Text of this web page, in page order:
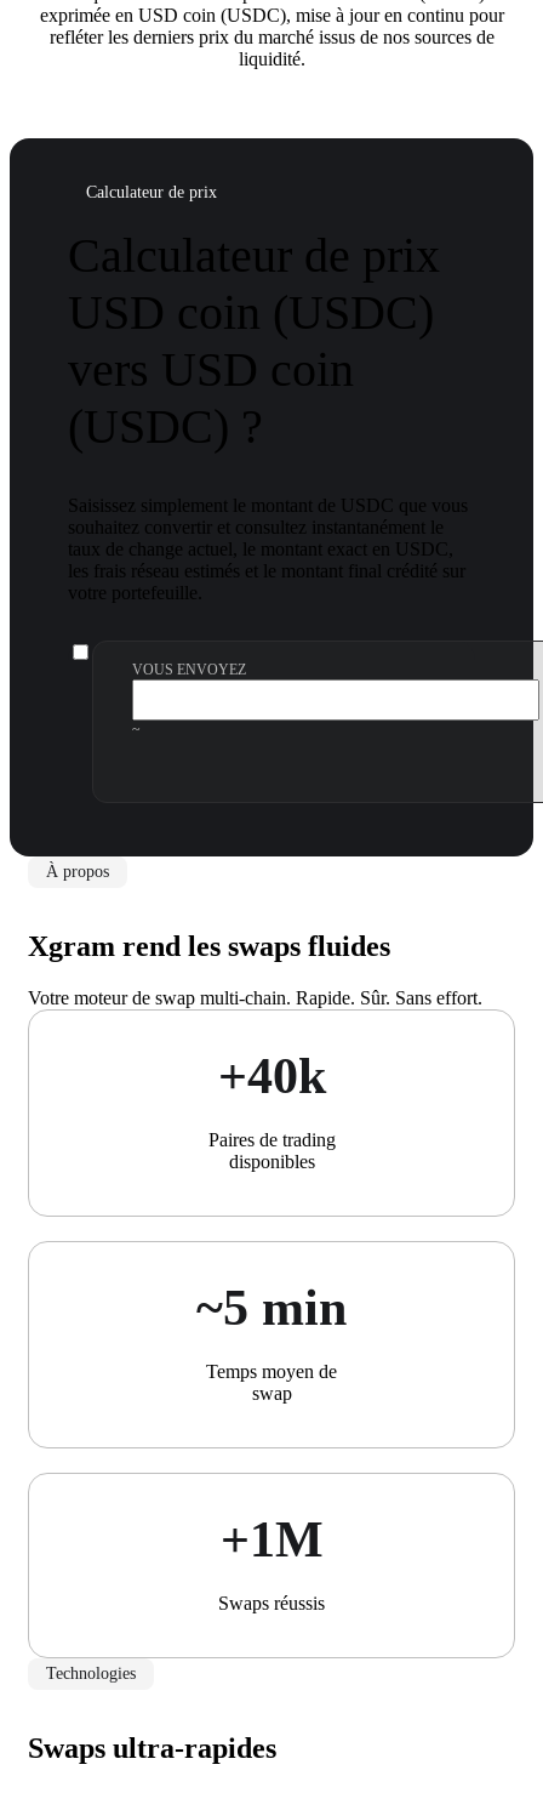
exprimée en USD coin (USDC), mise à jour en continu pour
refléter les derniers prix du marché issus de nos sources de
liquidité.
Calculateur de prix
Calculateur de prix
USD coin (USDC)
vers USD coin
(USDC) ?
Saisissez simplement le montant de USDC que vous
souhaitez convertir et consultez instantanément le
taux de change actuel, le montant exact en USDC,
les frais réseau estimés et le montant final crédité sur
votre portefeuille.
VOUS ENVOYEZ
~
À propos
Xgram rend les swaps fluides
Votre moteur de swap multi-chain. Rapide. Sûr. Sans effort.
+40k
Paires de trading
disponibles
~5 min
Temps moyen de
swap
+1М
Swaps réussis
Technologies
Swaps ultra-rapides